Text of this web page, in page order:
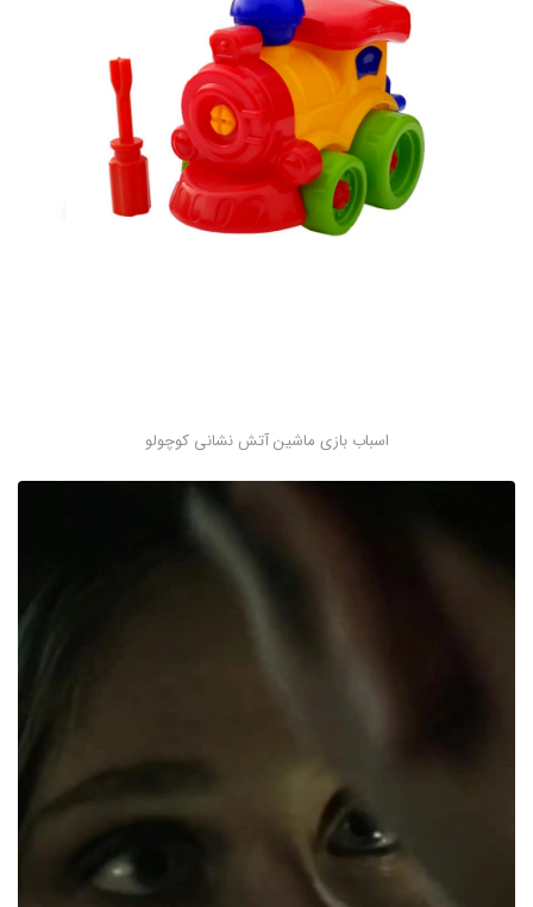
اسباب بازی ماشین آتش نشانی کوچولو